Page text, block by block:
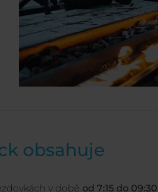
obsahuje
v době od 7:15 do 09:30